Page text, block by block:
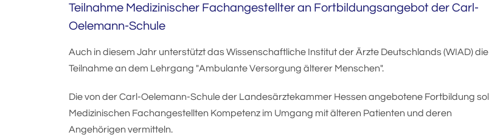
Teilnahme Medizinischer Fachangestellter an Fortbildungsangebot der Carl-
Oelemann-Schule
Auch in diesem Jahr unterstützt das Wissenschaftliche Institut der Ärzte Deutschlands (WIAD) die
Teilnahme an dem Lehrgang "Ambulante Versorgung älterer Menschen".
Die von der Carl-Oelemann-Schule der Landesärztekammer Hessen angebotene Fortbildung soll
Medizinischen Fachangestellten Kompetenz im Umgang mit älteren Patienten und deren
Angehörigen vermitteln.